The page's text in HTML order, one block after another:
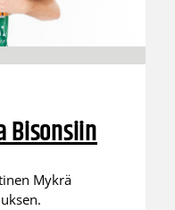
Bisonsiin
Mykrä